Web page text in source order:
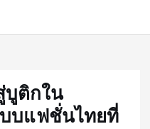
บูติกใน
บบแฟชั่นไทยที่